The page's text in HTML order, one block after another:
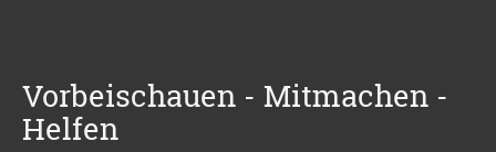
Vorbeischauen - Mitmachen -
Helfen